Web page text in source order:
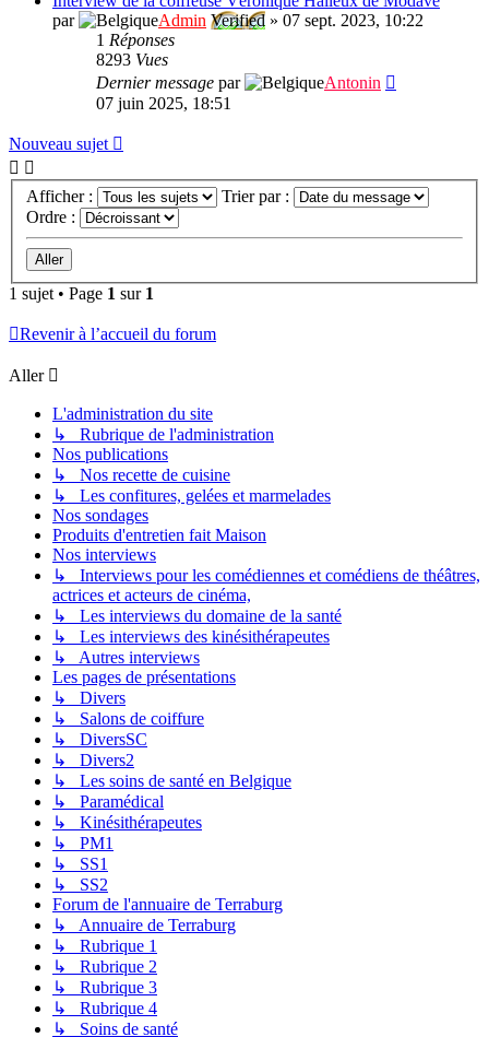
par
Admin Verified » 07 sept. 2023, 10:22
1 Réponses
8293 Vues
Dernier message par
Antonin
07 juin 2025, 18:51
Nouveau sujet
Afficher :
Trier par :
Ordre :
1 sujet • Page 1 sur 1
Revenir à l’accueil du forum
Aller
L'administration du site
↳ Rubrique de l'administration
Nos publications
↳ Nos recette de cuisine
↳ Les confitures, gelées et marmelades
Nos sondages
Produits d'entretien fait Maison
Nos interviews
↳ Interviews pour les comédiennes et comédiens de théâtres,
actrices et acteurs de cinéma,
↳ Les interviews du domaine de la santé
↳ Les interviews des kinésithérapeutes
↳ Autres interviews
Les pages de présentations
↳ Divers
↳ Salons de coiffure
↳ DiversSC
↳ Divers2
↳ Les soins de santé en Belgique
↳ Paramédical
↳ Kinésithérapeutes
↳ PM1
↳ SS1
↳ SS2
Forum de l'annuaire de Terraburg
↳ Annuaire de Terraburg
↳ Rubrique 1
↳ Rubrique 2
↳ Rubrique 3
↳ Rubrique 4
↳ Soins de santé